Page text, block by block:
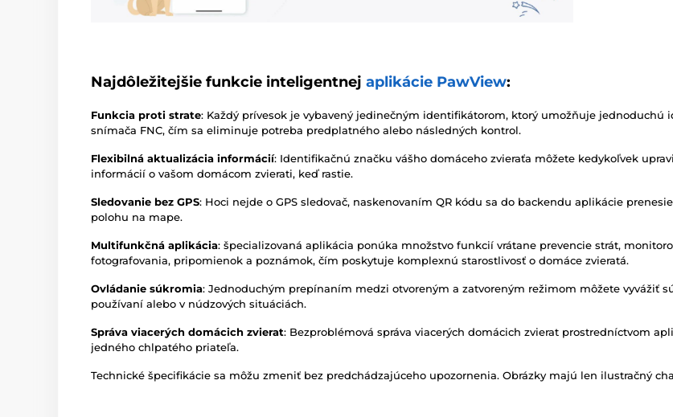
Najdôležitejšie funkcie inteligentnej aplikácie PawView:
Funkcia proti strate: Každý prívesok je vybavený jedinečným identifikátorom, ktorý umožňuje
snímača FNC, čím sa eliminuje potreba predplatného alebo následných kontrol.
Flexibilná aktualizácia informácií: Identifikačnú značku vášho domáceho zvieraťa môžete kedykoľvek
informácií o vašom domácom zvierati, keď rastie.
Sledovanie bez GPS: Hoci nejde o GPS sledovač, naskenovaním QR kódu sa do backendu aplikácie
polohu na mape.
Multifunkčná aplikácia: špecializovaná aplikácia ponúka množstvo funkcií vrátane prevencie strát,
fotografovania, pripomienok a poznámok, čím poskytuje komplexnú starostlivosť o domáce zvieratá.
Ovládanie súkromia: Jednoduchým prepínaním medzi otvoreným a zatvoreným režimom môžete vyvážiť
používaní alebo v núdzových situáciách.
Správa viacerých domácich zvierat: Bezproblémová správa viacerých domácich zvierat prostredníctvom
jedného chlpatého priateľa.
Technické špecifikácie sa môžu zmeniť bez predchádzajúceho upozornenia. Obrázky majú len ilustračný